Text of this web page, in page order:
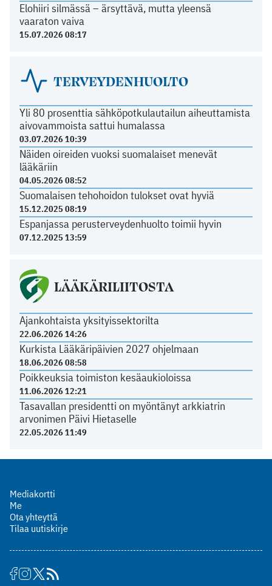
Elohiiri silmässä – ärsyttävä, mutta yleensä
vaaraton vaiva
15.07.2026 08:17
TERVEYDENHUOLTO
Yli 80 prosenttia sähköpotkulautailun aiheuttamista
aivovammoista sattui humalassa
03.07.2026 10:39
Näiden oireiden vuoksi suomalaiset menevät
lääkäriin
04.05.2026 08:52
Suomalaisen tehohoidon tulokset ovat hyviä
15.12.2025 08:19
Espanjassa perusterveydenhuolto toimii hyvin
07.12.2025 13:59
LÄÄKÄRILIITOSTA
Ajankohtaista yksityissektorilta
22.06.2026 14:26
Kurkista Lääkäripäivien 2027 ohjelmaan
18.06.2026 08:58
Poikkeuksia toimiston kesäaukioloissa
11.06.2026 12:21
Tasavallan presidentti on myöntänyt arkkiatrin
arvonimen Päivi Hietaselle
22.05.2026 11:49
Mediakortti
Me
Ota yhteyttä
Tilaa uutiskirje